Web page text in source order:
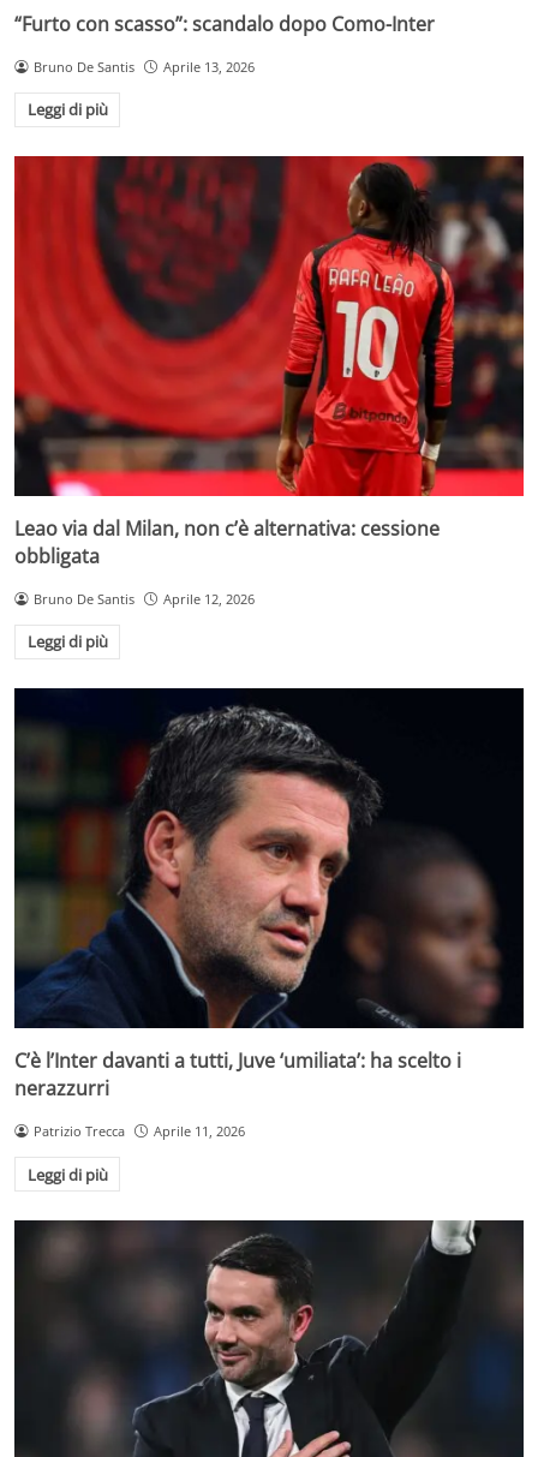
“Furto con scasso”: scandalo dopo Como-Inter
Bruno De Santis Aprile 13, 2026
Leggi di più
Leao via dal Milan, non c’è alternativa: cessione
obbligata
Bruno De Santis Aprile 12, 2026
Leggi di più
C’è l’Inter davanti a tutti, Juve ‘umiliata’: ha scelto i
nerazzurri
Patrizio Trecca Aprile 11, 2026
Leggi di più